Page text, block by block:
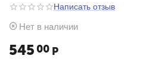
Написать отзыв
Нет в наличии
545 00 Р